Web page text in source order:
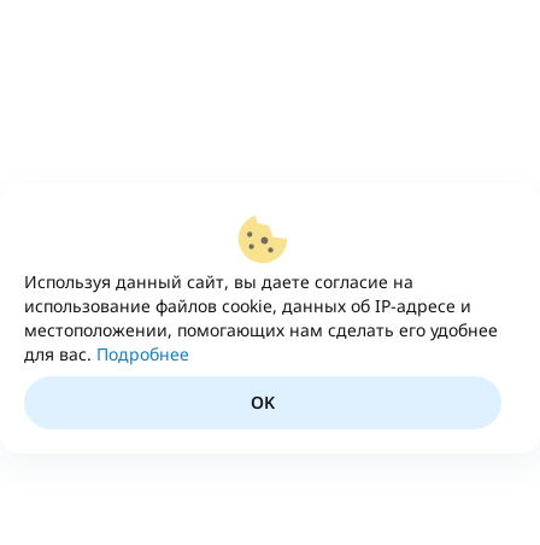
Используя данный сайт, вы даете согласие на
использование файлов cookie, данных об IP-адресе и
местоположении, помогающих нам сделать его удобнее
для вас. Подробнее
OK